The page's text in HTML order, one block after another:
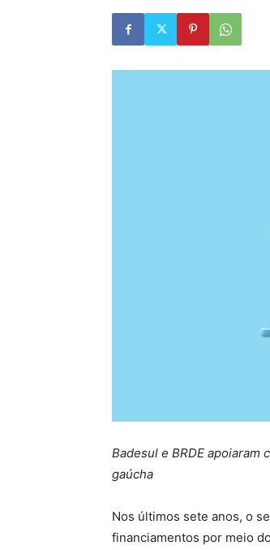
Badesul e BRDE
gaúcha
Nos últimos sete anos, o
financiamentos por meio